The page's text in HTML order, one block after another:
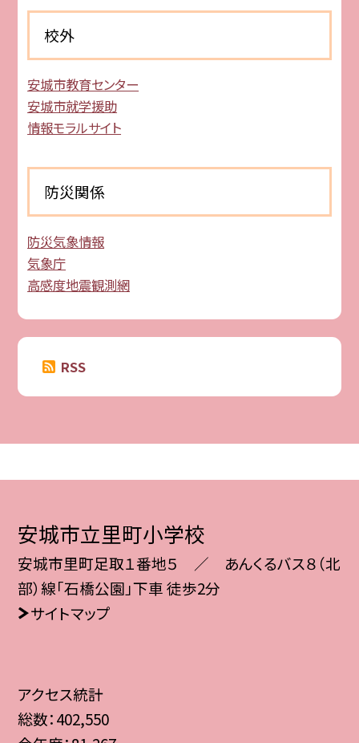
校外
安城市教育センター
安城市就学援助
情報モラルサイト
防災関係
防災気象情報
気象庁
高感度地震観測網
RSS
安城市立里町小学校
安城市里町足取１番地５ ／ あんくるバス８（北
部）線「石橋公園」下車 徒歩2分
サイトマップ
アクセス統計
総数：402,550